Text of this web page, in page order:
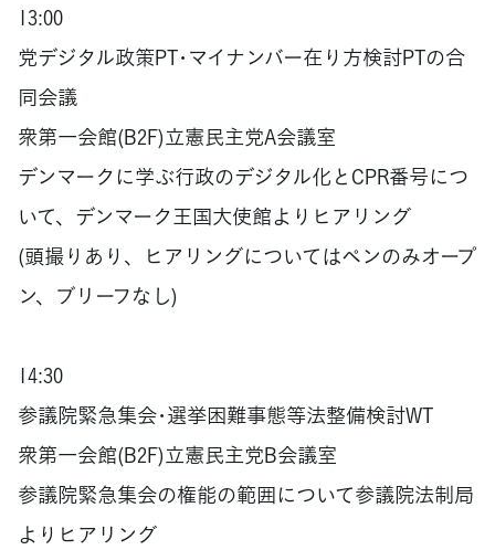
13:00
党デジタル政策PT･マイナンバー在り方検討PTの合
同会議
衆第一会館(B2F)立憲民主党A会議室
デンマークに学ぶ行政のデジタル化とCPR番号につ
いて、デンマーク王国大使館よりヒアリング
(頭撮りあり、ヒアリングについてはペンのみオープ
ン、ブリーフなし)
14:30
参議院緊急集会･選挙困難事態等法整備検討WT
衆第一会館(B2F)立憲民主党B会議室
参議院緊急集会の権能の範囲について参議院法制局
よりヒアリング